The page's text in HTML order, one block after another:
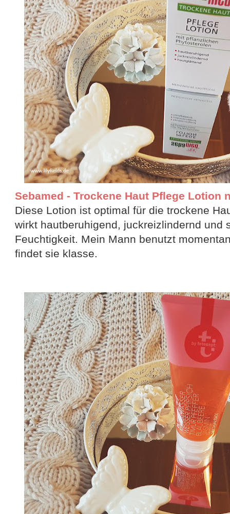
Sebamed - Trockene Haut Pflege Lotion
Diese Lotion ist optimal für die trockene
wirkt hautberuhigend, juckreizlindernd und
Feuchtigkeit. Mein Mann benutzt
findet sie klasse.